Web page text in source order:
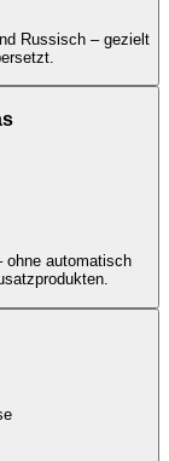
Russisch – gezielt
ohne automatisch